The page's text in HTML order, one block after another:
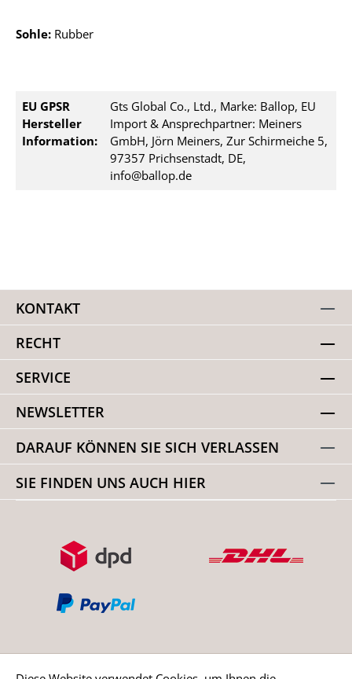
Sohle: Rubber
EU GPSR
Hersteller
Information:
Gts Global Co., Ltd., Marke: Ballop, EU
Import & Ansprechpartner: Meiners
GmbH, Jörn Meiners, Zur Schirmeiche 5,
97357 Prichsenstadt, DE,
info@ballop.de
KONTAKT
RECHT
SERVICE
NEWSLETTER
DARAUF KÖNNEN SIE SICH VERLASSEN
SIE FINDEN UNS AUCH HIER